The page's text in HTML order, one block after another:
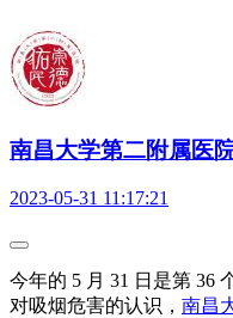
南昌大学第二附属医
2023-05-31 11:17:21
今年的 5 月 31 日是第 36
对吸烟危害的认识， 南昌